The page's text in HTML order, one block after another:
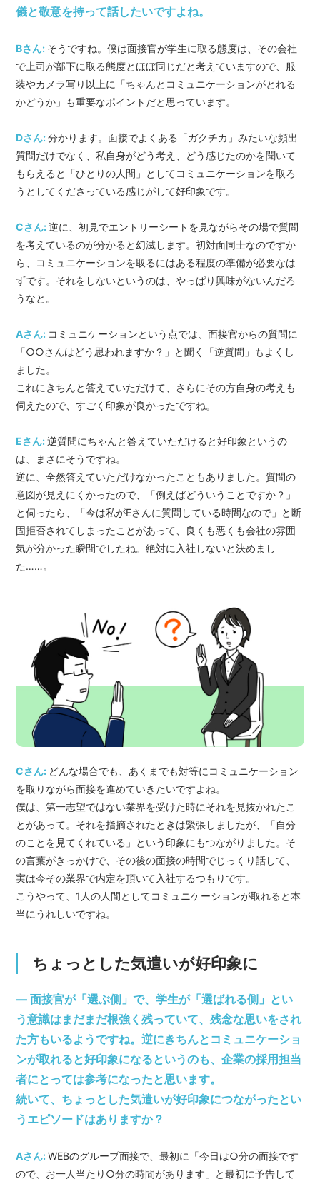
儀と敬意を持って話したいですよね。
Bさん: そうですね。僕は面接官が学生に取る態度は、その会社
で上司が部下に取る態度とほぼ同じだと考えていますので、服
装やカメラ写り以上に「ちゃんとコミュニケーションがとれる
かどうか」も重要なポイントだと思っています。
Dさん:分かります。面接でよくある「ガクチカ」みたいな頻出
質問だけでなく、私自身がどう考え、どう感じたのかを聞いて
もらえると「ひとりの人間」としてコミュニケーションを取ろ
うとしてくださっている感じがして好印象です。
Cさん:逆に、初見でエントリーシートを見ながらその場で質問
を考えているのが分かると幻滅します。初対面同士なのですか
ら、コミュニケーションを取るにはある程度の準備が必要なは
ずです。それをしないというのは、やっぱり興味がないんだろ
うなと。
Aさん: コミュニケーションという点では、面接官からの質問に
「○○さんはどう思われますか？」と聞く「逆質問」もよくし
ました。
これにきちんと答えていただけて、さらにその方自身の考えも
伺えたので、すごく印象が良かったですね。
Eさん:逆質問にちゃんと答えていただけると好印象というの
は、まさにそうですね。
逆に、全然答えていただけなかったこともありました。質問の
意図が見えにくかったので、「例えばどういうことですか？」
と伺ったら、「今は私がEさんに質問している時間なので」と断
固拒否されてしまったことがあって、良くも悪くも会社の雰囲
気が分かった瞬間でしたね。絶対に入社しないと決めまし
た……。
Cさん: どんな場合でも、あくまでも対等にコミュニケーション
を取りながら面接を進めていきたいですよね。
僕は、第一志望ではない業界を受けた時にそれを見抜かれたこ
とがあって。それを指摘されたときは緊張しましたが、「自分
のことを見てくれている」という印象にもつながりました。そ
の言葉がきっかけで、その後の面接の時間でじっくり話して、
実は今その業界で内定を頂いて入社するつもりです。
こうやって、1人の人間としてコミュニケーションが取れると本
当にうれしいですね。
ちょっとした気遣いが好印象に
― 面接官が「選ぶ側」で、学生が「選ばれる側」とい
う意識はまだまだ根強く残っていて、残念な思いをされ
た方もいるようですね。逆にきちんとコミュニケーショ
ンが取れると好印象になるというのも、企業の採用担当
者にとっては参考になったと思います。
続いて、ちょっとした気遣いが好印象につながったとい
うエピソードはありますか？
Aさん:WEBのグループ面接で、最初に「今日は○分の面接です
ので、お一人当たり○分の時間があります」と最初に予告して